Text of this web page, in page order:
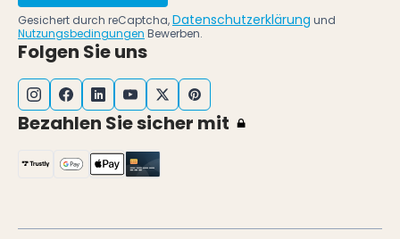
Gesichert durch reCaptcha,Datenschutzerklärung und
Nutzungsbedingungen Bewerben.
Folgen Sie uns
Bezahlen Sie sicher mit